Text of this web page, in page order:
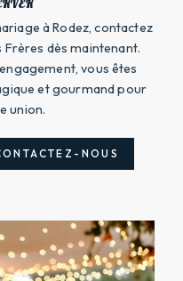
à Rodez, contactez
dès maintenant.
vous êtes
et gourmand pour
union.
NOUS